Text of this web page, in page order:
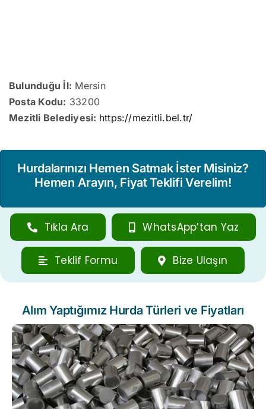
Bulunduğu İl: Mersin
Posta Kodu: 33200
Mezitli Belediyesi: https://mezitli.bel.tr/
Hurdalarınızı Hemen Satmak İster Misiniz?
Hemen Arayın, Fiyat Teklifi Verelim!
Tıkla Ara WhatsApp’tan Yaz
Teklif Formu Bize Ulaşın
Alım Yaptığımız Hurda Türleri ve Fiyatları